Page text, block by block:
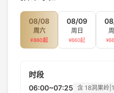
08/08
周六
¥860起
08/09
周日
¥860起 ¥
时段
06:00~07:25 含 18洞果岭